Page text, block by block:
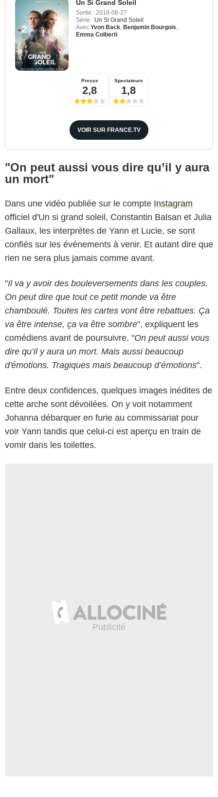
Un Si Grand Soleil
Sortie : 2018-08-27
Série : Un Si Grand Soleil
Avec Yvon Back Benjamin Bourgois
Emma Colberti
Presse
2,8
Spectateurs
1,8
VOIR SUR FRANCE.TV
"On peut aussi vous dire qu’il y aura
un mort"
Dans une vidéo publiée sur le compte Instagram
officiel d'Un si grand soleil, Constantin Balsan et Julia
Gallaux, les interprètes de Yann et Lucie, se sont
confiés sur les événements à venir. Et autant dire que
rien ne sera plus jamais comme avant.
"Il va y avoir des bouleversements dans les couples.
On peut dire que tout ce petit monde va être
chamboulé. Toutes les cartes vont être rebattues. Ça
va être intense, ça va être sombre", expliquent les
comédiens avant de poursuivre, "On peut aussi vous
dire qu’il y aura un mort. Mais aussi beaucoup
d'émotions. Tragiques mais beaucoup d’émotions".
Entre deux confidences, quelques images inédites de
cette arche sont dévoilées. On y voit notamment
Johanna débarquer en furie au commissariat pour
voir Yann tandis que celui-ci est aperçu en train de
vomir dans les toilettes.